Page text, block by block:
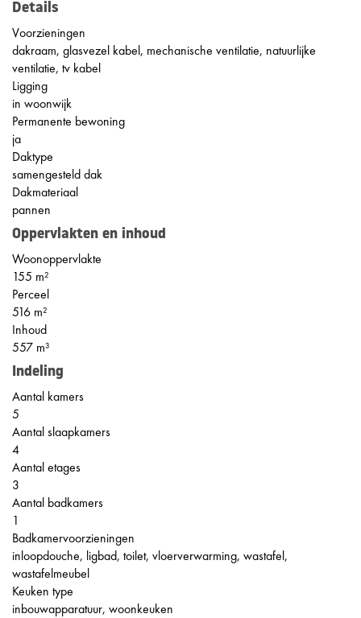
Details
Voorzieningen
dakraam, glasvezel kabel, mechanische ventilatie, natuurlijke
ventilatie, tv kabel
Ligging
in woonwijk
Permanente bewoning
ja
Daktype
samengesteld dak
Dakmateriaal
pannen
Oppervlakten en inhoud
Woonoppervlakte
155 m²
Perceel
516 m²
Inhoud
557 m³
Indeling
Aantal kamers
5
Aantal slaapkamers
4
Aantal etages
3
Aantal badkamers
1
Badkamervoorzieningen
inloopdouche, ligbad, toilet, vloerverwarming, wastafel,
wastafelmeubel
Keuken type
inbouwapparatuur, woonkeuken